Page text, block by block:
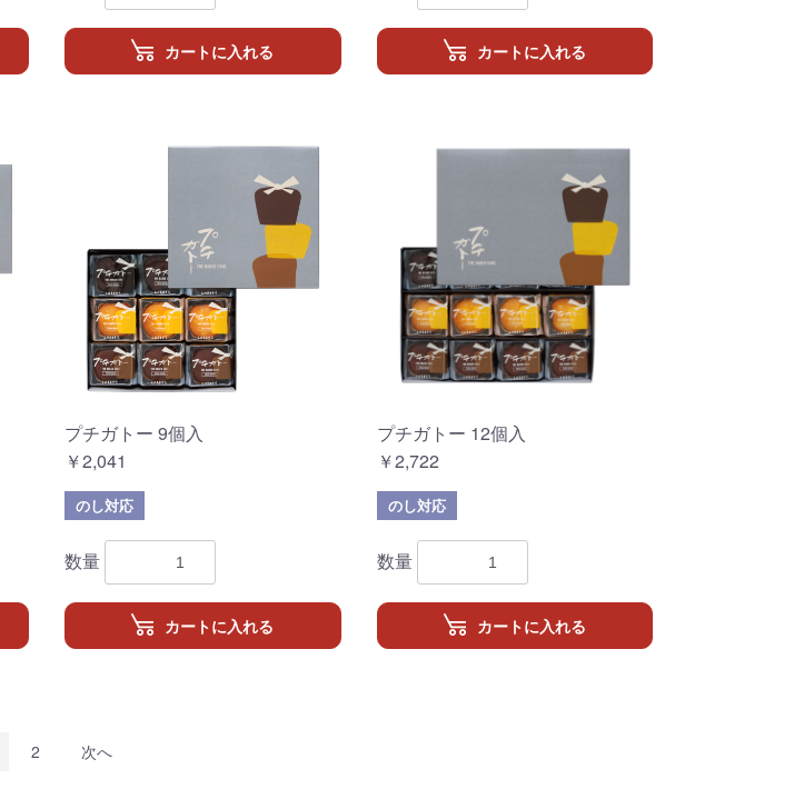
カートに入れる カートに入れる
プチガトー 9個入
￥2,041
のし対応
数量
カートに入れる
プチガトー 12個入
￥2,722
のし対応
数量
カートに入れる
2 次へ